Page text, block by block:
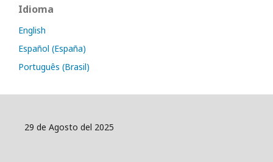
Idioma
English
Español (España)
Português (Brasil)
29 de Agosto del 2025